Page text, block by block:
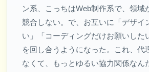
ン系、こっちはWeb制作系で、領域
競合しない。で、お互いに「デザイ
い」「コーディングだけお願いした
を回し合うようになった。これ、代
なくて、もっとゆるい協力関係なん